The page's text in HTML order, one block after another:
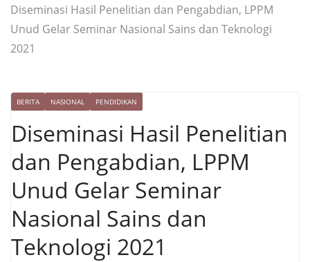
Diseminasi Hasil Penelitian dan Pengabdian, LPPM
Unud Gelar Seminar Nasional Sains dan Teknologi
2021
BERITA NASIONAL PENDIDIKAN
Diseminasi Hasil Penelitian
dan Pengabdian, LPPM
Unud Gelar Seminar
Nasional Sains dan
Teknologi 2021